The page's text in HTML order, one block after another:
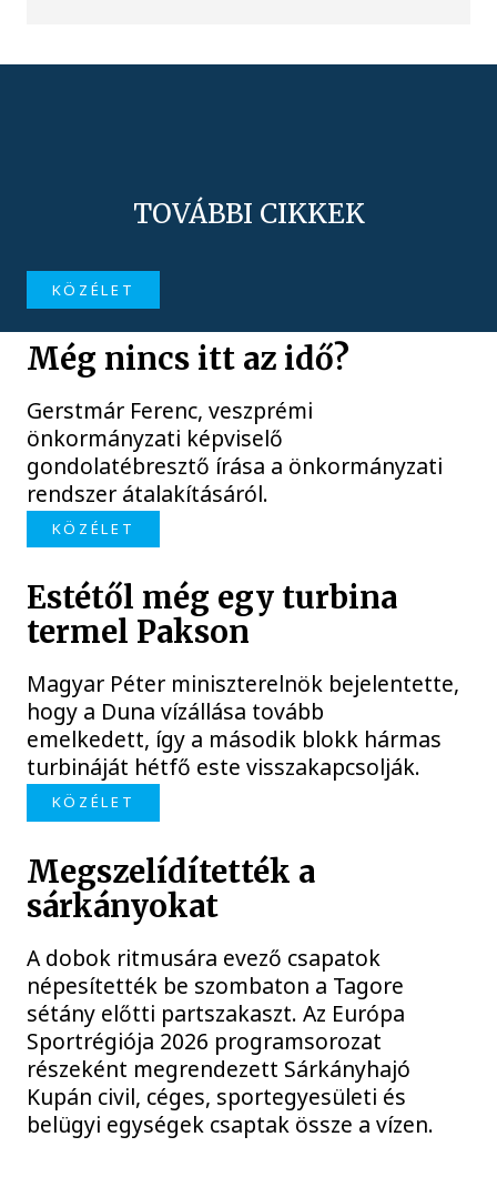
TOVÁBBI CIKKEK
KÖZÉLET
Még nincs itt az idő?
Gerstmár Ferenc, veszprémi
önkormányzati képviselő
gondolatébresztő írása a önkormányzati
rendszer átalakításáról.
KÖZÉLET
Estétől még egy turbina
termel Pakson
Magyar Péter miniszterelnök bejelentette,
hogy a Duna vízállása tovább
emelkedett, így a második blokk hármas
turbináját hétfő este visszakapcsolják.
KÖZÉLET
Megszelídítették a
sárkányokat
A dobok ritmusára evező csapatok
népesítették be szombaton a Tagore
sétány előtti partszakaszt. Az Európa
Sportrégiója 2026 programsorozat
részeként megrendezett Sárkányhajó
Kupán civil, céges, sportegyesületi és
belügyi egységek csaptak össze a vízen.